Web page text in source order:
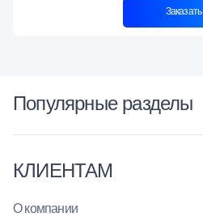
Заказать
Популярные разделы
КЛИЕНТАМ
О компании